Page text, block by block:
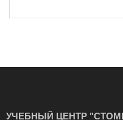
УЧЕБНЫЙ ЦЕНТР